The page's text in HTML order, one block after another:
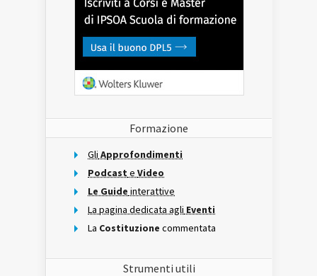
Formazione
Gli Approfondimenti
Podcast e Video
Le Guide interattive
La pagina dedicata agli Eventi
La Costituzione commentata
Strumenti utili